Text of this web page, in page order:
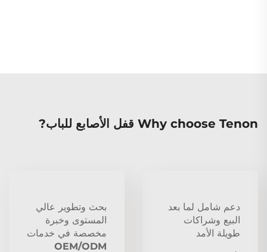
Why choose Tenon قفل الأصابع للباب?
دعم شامل لما بعد
البيع وشراكات
طويلة الأمد
بحث وتطوير عالي
المستوى وخبرة
مخصصة في خدمات
OEM/ODM